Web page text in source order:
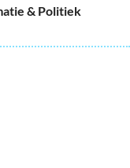
& Politiek